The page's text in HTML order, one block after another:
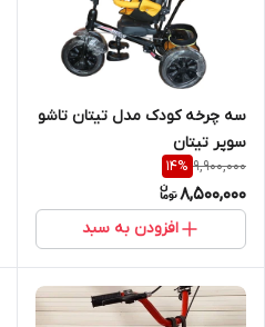
سه چرخه کودک مدل تیتان تاشو
سوپر تیتان
9,900,000
14%
8,500,000
افزودن به سبد